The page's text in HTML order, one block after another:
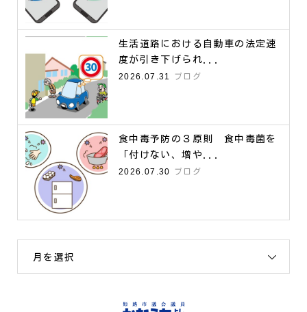
生活道路における自動車の法定速
度が引き下げられ...
2026.07.31
ブログ
食中毒予防の３原則 食中毒菌を
「付けない、増や...
2026.07.30
ブログ
月を選択